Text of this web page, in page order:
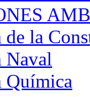
de la
Naval
Química